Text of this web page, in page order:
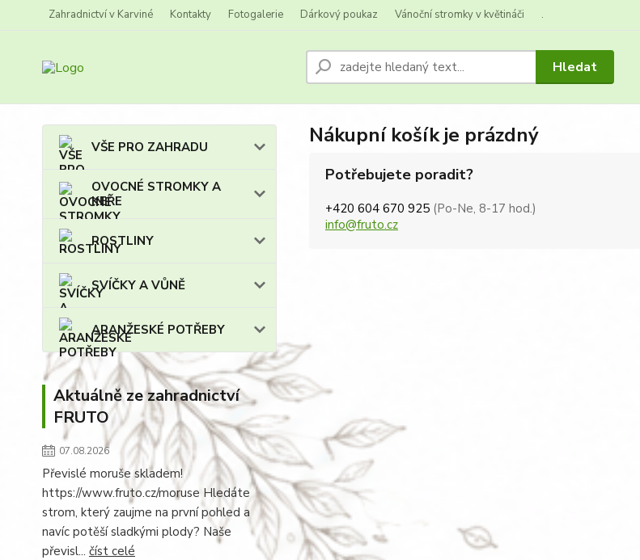
Zahradnictví v Karviné Kontakty Fotogalerie Dárkový poukaz Vánoční stromky v květináči .
Hledat
VŠE PRO ZAHRADU
OVOCNÉ STROMKY A
KEŘE
ROSTLINY
SVÍČKY A VŮNĚ
ARANŽESKÉ POTŘEBY
Aktuálně ze zahradnictví
FRUTO
07.08.2026
Převislé moruše skladem!
https://www.fruto.cz/moruse Hledáte
strom, který zaujme na první pohled a
navíc potěší sladkými plody? Naše
převisl... číst celé
Nákupní košík je prázdný
Potřebujete poradit?
+420 604 670 925 (Po-Ne, 8-17 hod.)
info@fruto.cz